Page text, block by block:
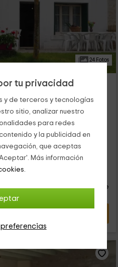
tu privacidad
y de terceros y tecnologías
sitio, analizar nuestro
para redes
y la publicidad en
que aceptas
Más información
24 Fotos
de Arçais
6 habitaciones
4 baños
persona y noche